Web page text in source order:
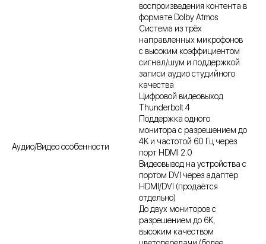
Аудио/Видео особенности
воспроизведения контента в
формате Dolby Atmos
Система из трёх
направленных микрофонов
с высоким коэффициентом
сигнал/шум и поддержкой
записи аудио студийного
качества
Цифровой видеовыход
Thunderbolt 4
Поддержка одного
монитора с разрешением до
4K и частотой 60 Гц через
порт HDMI 2.0
Видеовывод на устройства с
портом DVI через адаптер
HDMI/DVI (продаётся
отдельно)
До двух мониторов с
разрешением до 6K,
высоким качеством